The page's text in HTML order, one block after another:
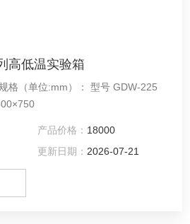
高低温实验箱
格（单位:mm）： 型号 GDW-225
500×600×750
产品价格： 18000
更新日期： 2026-07-21